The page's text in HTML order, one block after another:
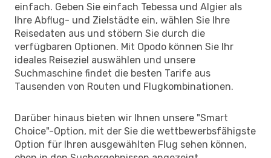
einfach. Geben Sie einfach Tebessa und Algier als
Ihre Abflug- und Zielstädte ein, wählen Sie Ihre
Reisedaten aus und stöbern Sie durch die
verfügbaren Optionen. Mit Opodo können Sie Ihr
ideales Reiseziel auswählen und unsere
Suchmaschine findet die besten Tarife aus
Tausenden von Routen und Flugkombinationen.
Darüber hinaus bieten wir Ihnen unsere "Smart
Choice"-Option, mit der Sie die wettbewerbsfähigste
Option für Ihren ausgewählten Flug sehen können,